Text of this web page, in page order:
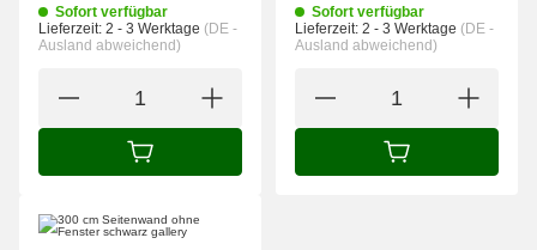
Sofort verfügbar
Lieferzeit: 2 - 3 Werktage (DE -
Ausland abweichend)
IN DEN WARENKORB
Sofort verfügbar
Lieferzeit: 2 - 3 Werktage (DE -
Ausland abweichend)
IN DEN